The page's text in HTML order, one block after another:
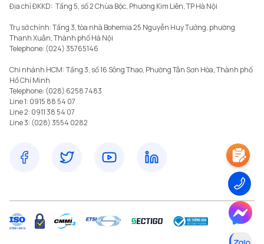
Địa chỉ ĐKKD:  Tầng 5, số 2 Chùa Bộc, Phường Kim Liên, TP Hà Nội
Trụ sở chính: Tầng 3, tòa nhà Bohemia 25 Nguyễn Huy Tưởng, phường
Thanh Xuân, Thành phố Hà Nội
Telephone: (024) 35765146
Chi nhánh HCM: Tầng 3, số 16 Sông Thao, Phường Tân Sơn Hòa, Thành phố
Hồ Chí Minh
Telephone: (028) 6258 7483
Line 1: 0915 88 54 07
Line 2: 0911 38 54 07